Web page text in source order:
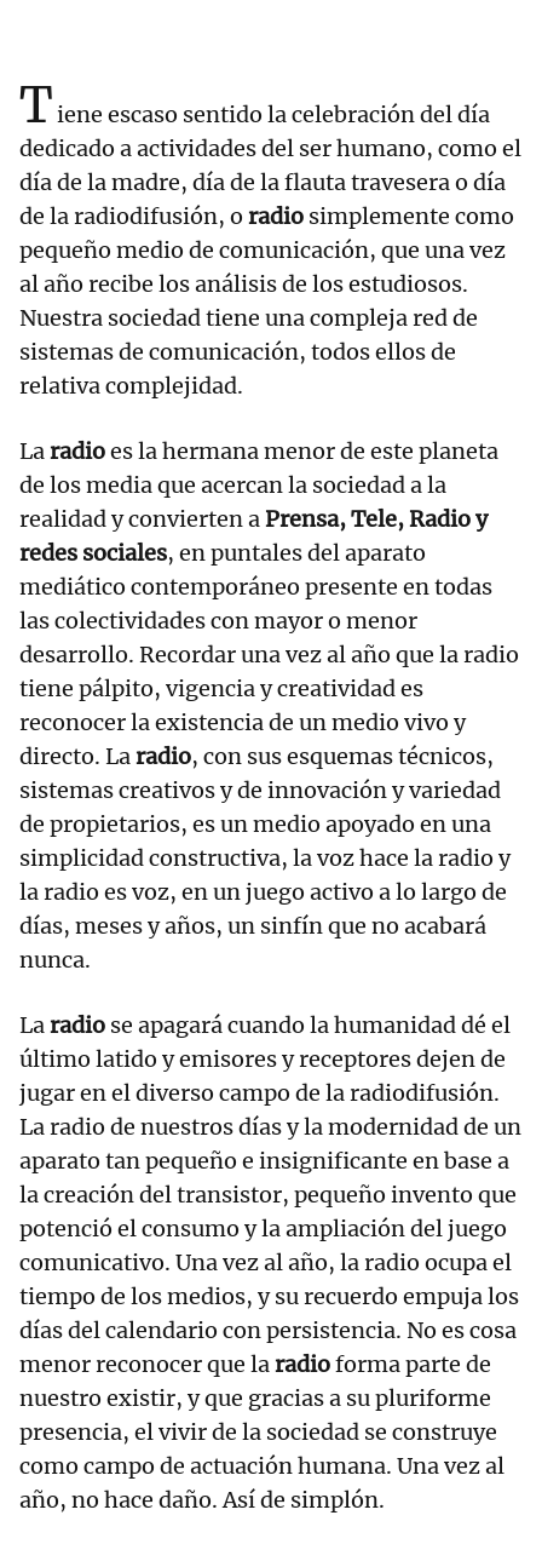
Tiene escaso sentido la celebración del día
dedicado a actividades del ser humano, como el
día de la madre, día de la flauta travesera o día
de la radiodifusión, o radio simplemente como
pequeño medio de comunicación, que una vez
al año recibe los análisis de los estudiosos.
Nuestra sociedad tiene una compleja red de
sistemas de comunicación, todos ellos de
relativa complejidad.
Laradioes la hermana menor de este planeta
de los media que acercan la sociedad a la
realidad y convierten aPrensa, Tele, Radio y
redes sociales, en puntales del aparato
mediático contemporáneo presente en todas
las colectividades con mayor o menor
desarrollo. Recordar una vez al año que la radio
tiene pálpito, vigencia y creatividad es
reconocer la existencia de un medio vivo y
directo. Laradio, con sus esquemas técnicos,
sistemas creativos y de innovación y variedad
de propietarios, es un medio apoyado en una
simplicidad constructiva, la voz hace la radio y
la radio es voz, en un juego activo a lo largo de
días, meses y años, un sinfín que no acabará
nunca.
Laradio se apagará cuando la humanidad dé el
último latido y emisores y receptores dejen de
jugar en el diverso campo de la radiodifusión.
La radio de nuestros días y la modernidad de un
aparato tan pequeño e insignificante en base a
la creación del transistor, pequeño invento que
potenció el consumo y la ampliación del juego
comunicativo. Una vez al año, la radio ocupa el
tiempo de los medios, y su recuerdo empuja los
días del calendario con persistencia. No es cosa
menor reconocer que laradioforma parte de
nuestro existir, y que gracias a su pluriforme
presencia, el vivir de la sociedad se construye
como campo de actuación humana. Una vez al
año, no hace daño. Así de simplón.